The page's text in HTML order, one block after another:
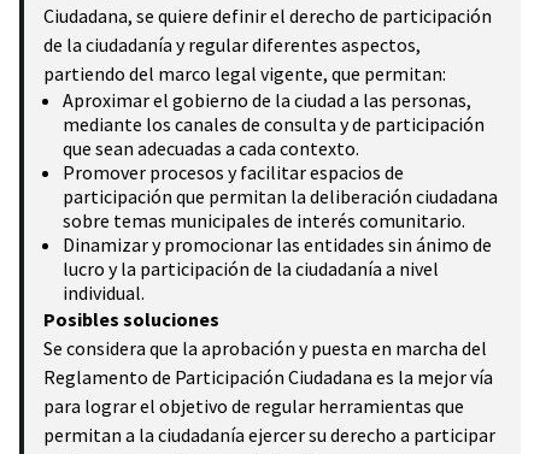
Ciudadana, se quiere definir el derecho de participación
de la ciudadanía y regular diferentes aspectos,
partiendo del marco legal vigente, que permitan:
Aproximar el gobierno de la ciudad a las personas,
mediante los canales de consulta y de participación
que sean adecuadas a cada contexto.
Promover procesos y facilitar espacios de
participación que permitan la deliberación ciudadana
sobre temas municipales de interés comunitario.
Dinamizar y promocionar las entidades sin ánimo de
lucro y la participación de la ciudadanía a nivel
individual.
Posibles soluciones
Se considera que la aprobación y puesta en marcha del
Reglamento de Participación Ciudadana es la mejor vía
para lograr el objetivo de regular herramientas que
permitan a la ciudadanía ejercer su derecho a participar